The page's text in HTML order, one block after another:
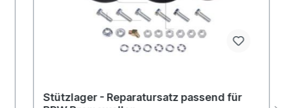
Stützlager - Reparatursatz passend für